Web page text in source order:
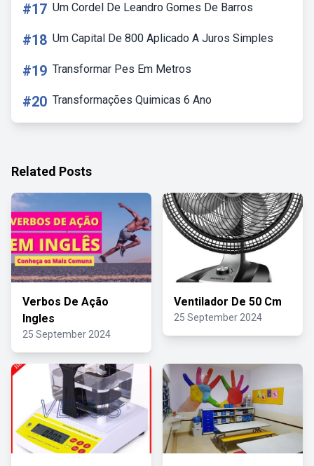
#17 Um Cordel De Leandro Gomes De Barros
#18 Um Capital De 800 Aplicado A Juros Simples
#19 Transformar Pes Em Metros
#20 Transformações Quimicas 6 Ano
Related Posts
Verbos De Ação
Ingles
25 September 2024
Ventilador De 50 Cm
25 September 2024